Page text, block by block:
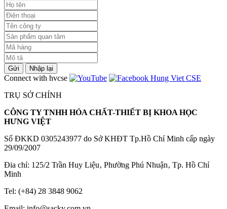
Gửi Nhập lại
Connect with hvcse
TRỤ SỞ CHÍNH
CÔNG TY TNHH HÓA CHẤT-THIẾT BỊ KHOA HỌC
HƯNG VIỆT
Số ĐKKD 0305243977 do Sở KHĐT Tp.Hồ Chí Minh cấp ngày
29/09/2007
Đia chỉ: 125/2 Trần Huy Liệu‚ Phường Phú Nhuận‚ Tp. Hồ Chí
Minh
Tel: (+84) 28 3848 9062